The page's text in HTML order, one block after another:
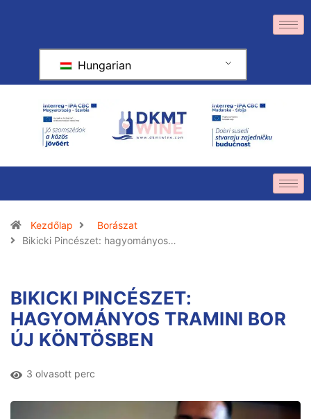
Hungarian
Kezdőlap
Borászat
Bikicki Pincészet: hagyományos…
BIKICKI PINCÉSZET:
HAGYOMÁNYOS TRAMINI BOR
ÚJ KÖNTÖSBEN
3 olvasott perc